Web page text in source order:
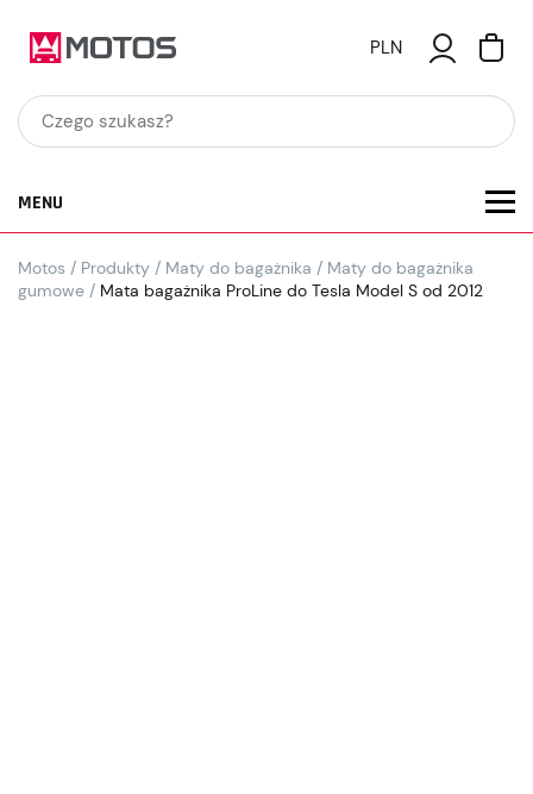
PLN
MENU
Motos / Produkty / Maty do bagażnika / Maty do bagażnika
gumowe / Mata bagażnika ProLine do Tesla Model S od 2012